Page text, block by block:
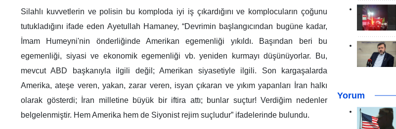
Silahlı kuvvetlerin ve polisin bu komploda iyi iş çıkardığını ve komplocuların çoğunu
tutukladığını ifade eden Ayetullah Hamaney, “Devrimin başlangıcından bugüne kadar,
İmam Humeyni'nin önderliğinde Amerikan egemenliği yıkıldı. Başından beri bu
egemenliği, siyasi ve ekonomik egemenliği vb. yeniden kurmayı düşünüyorlar. Bu,
mevcut ABD başkanıyla ilgili değil; Amerikan siyasetiyle ilgili. Son kargaşalarda
Amerika, ateşe veren, yakan, zarar veren, isyan çıkaran ve yıkım yapanları İran halkı
olarak gösterdi; İran milletine büyük bir iftira attı; bunlar suçtur! Verdiğim nedenler
belgelenmiştir. Hem Amerika hem de Siyonist rejim suçludur” ifadelerinde bulundu.
Yorum